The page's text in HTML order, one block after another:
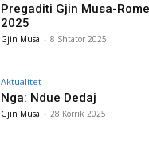
Pregaditi Gjin Musa-
2025
Gjin Musa - 8 Shtator 2025
Aktualitet
Nga: Ndue Dedaj
Gjin Musa - 28 Korrik 2025